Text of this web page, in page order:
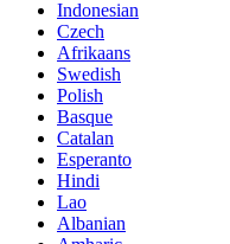
Indonesian
Czech
Afrikaans
Swedish
Polish
Basque
Catalan
Esperanto
Hindi
Lao
Albanian